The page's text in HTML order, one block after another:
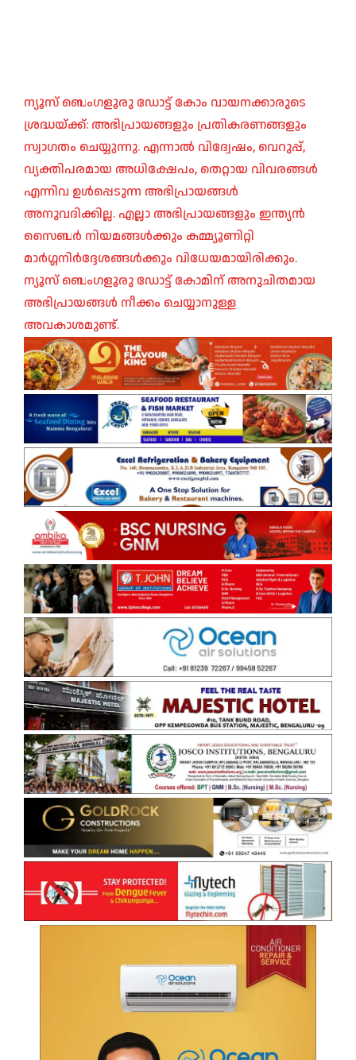
ന്യൂസ് ബെംഗളൂരു ഡോട്ട് കോം വായനക്കാരുടെ
ശ്രദ്ധയ്ക്ക്: അഭിപ്രായങ്ങളും പ്രതികരണങ്ങളും
സ്വാഗതം ചെയ്യുന്നു. എന്നാൽ വിദ്വേഷം, വെറുപ്പ്,
വ്യക്തിപരമായ അധിക്ഷേപം, തെറ്റായ വിവരങ്ങൾ
എന്നിവ ഉൾപ്പെടുന്ന അഭിപ്രായങ്ങൾ
അനുവദിക്കില്ല. എല്ലാ അഭിപ്രായങ്ങളും ഇന്ത്യൻ
സൈബർ നിയമങ്ങൾക്കും കമ്മ്യൂണിറ്റി
മാർഗ്ഗനിർദ്ദേശങ്ങൾക്കും വിധേയമായിരിക്കും.
ന്യൂസ് ബെംഗളൂരു ഡോട്ട് കോമിന് അനുചിതമായ
അഭിപ്രായങ്ങൾ നീക്കം ചെയ്യാനുള്ള
അവകാശമുണ്ട്.